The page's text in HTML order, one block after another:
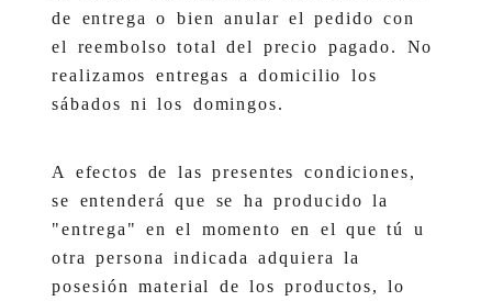
de entrega o bien anular el pedido con
el reembolso total del precio pagado. No
realizamos entregas a domicilio los
sábados ni los domingos.
A efectos de las presentes condiciones,
se entenderá que se ha producido la
"entrega" en el momento en el que tú u
otra persona indicada adquiera la
posesión material de los productos, lo